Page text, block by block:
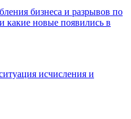
бизнеса и разрывов по
какие новые появились в
исчисления и